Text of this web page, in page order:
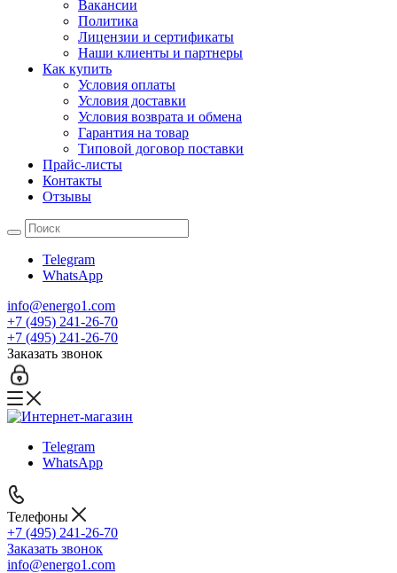
Вакансии
Политика
Лицензии и сертификаты
Наши клиенты и партнеры
Как купить
Условия оплаты
Условия доставки
Условия возврата и обмена
Гарантия на товар
Типовой договор поставки
Прайс-листы
Контакты
Отзывы
Telegram
WhatsApp
info@energo1.com
+7 (495) 241-26-70
+7 (495) 241-26-70
Заказать звонок
Telegram
WhatsApp
Телефоны
+7 (495) 241-26-70
Заказать звонок
info@energo1.com